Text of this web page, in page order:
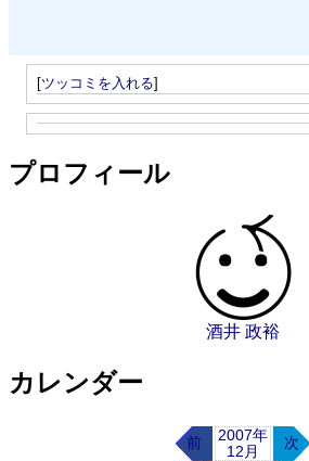
[ツッコミを入れる]
プロフィール
酒井 政裕
カレンダー
前
2007年
12月
次